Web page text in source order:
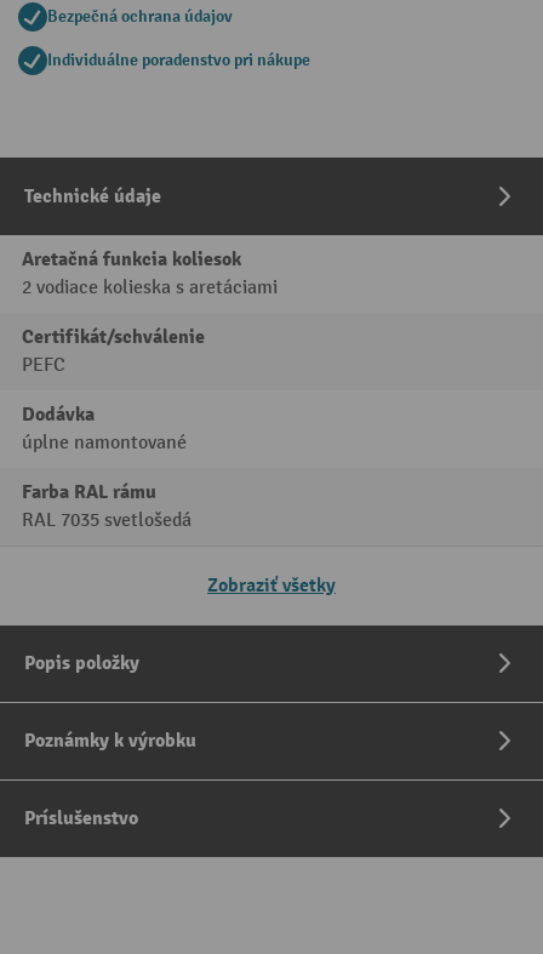
Bezpečná ochrana údajov
Individuálne poradenstvo pri nákupe
Technické údaje
Aretačná funkcia koliesok
2 vodiace kolieska s aretáciami
Certifikát/schválenie
PEFC
Dodávka
úplne namontované
Farba RAL rámu
RAL 7035 svetlošedá
Zobraziť všetky
Popis položky
Poznámky k výrobku
Príslušenstvo